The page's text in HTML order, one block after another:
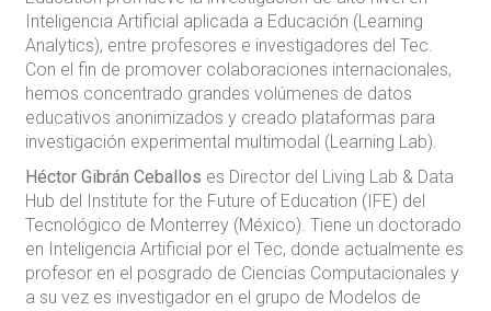
Inteligencia Artificial aplicada a Educación (Learning
Analytics), entre profesores e investigadores del Tec.
Con el fin de promover colaboraciones internacionales,
hemos concentrado grandes volúmenes de datos
educativos anonimizados y creado plataformas para
investigación experimental multimodal (Learning Lab).
Héctor Gibrán Ceballos es Director del Living Lab & Data
Hub del Institute for the Future of Education (IFE) del
Tecnológico de Monterrey (México). Tiene un doctorado
en Inteligencia Artificial por el Tec, donde actualmente es
profesor en el posgrado de Ciencias Computacionales y
a su vez es investigador en el grupo de Modelos de